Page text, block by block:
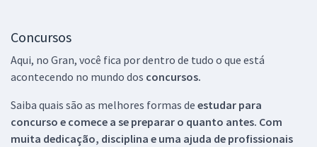
Concursos
Aqui, no Gran, você fica por dentro de tudo o que está
acontecendo no mundo dos concursos.
Saiba quais são as melhores formas de estudar para
concurso e comece a se preparar o quanto antes. Com
muita dedicação, disciplina e uma ajuda de profissionais